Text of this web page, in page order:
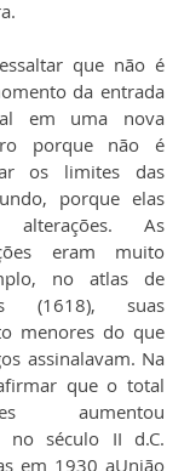
que não é
da entrada
em uma nova
porque não é
os limites das
porque elas
alterações. As
eram muito
no atlas de
(1618), suas
menores do que
assinalavam. Na
que o total
aumentou
no século II d.C.
em 1930 aUnião